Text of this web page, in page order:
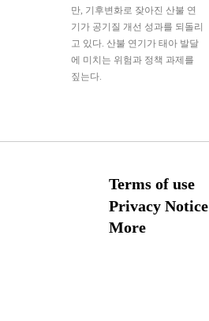
만, 기후변화로 잦아진 산불 연
기가 공기질 개선 성과를 되돌리
고 있다. 산불 연기가 태아 발달
에 미치는 위험과 정책 과제를
짚는다.
Terms of use
Privacy Notice
More